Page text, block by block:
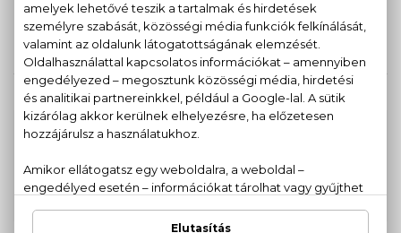
13.390 Ft
14.700 Ft
KAPCSOLÓDÓ TERMÉKEK
100% eredeti termékek,14 napos visszaküldési
Kérdésed van, elakadtál? Hívd ügyfélszolgálatunkat:
20 779 1924